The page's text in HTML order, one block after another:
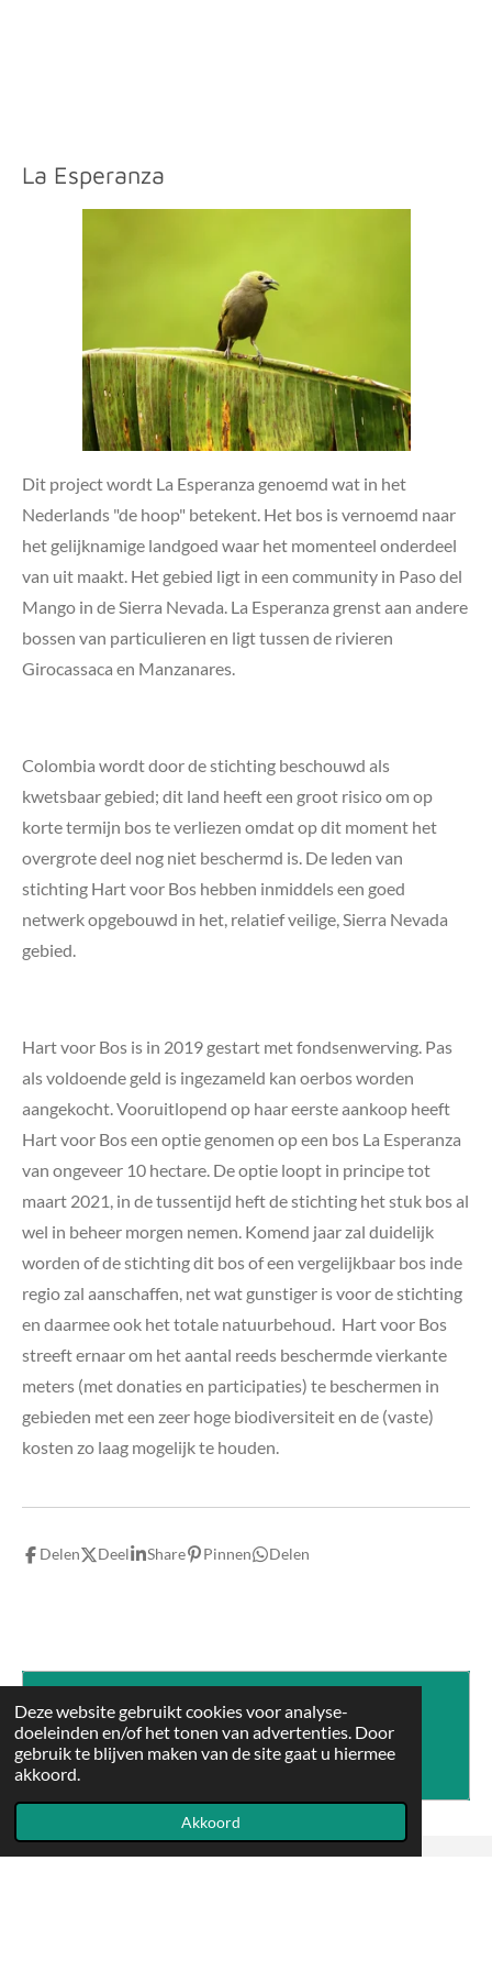
Deze website gebruikt cookies voor analyse-
doeleinden en/of het tonen van advertenties. Door
gebruik te blijven maken van de site gaat u hiermee
akkoord.
Akkoord
La Esperanza
Dit project wordt La Esperanza genoemd wat in het
Nederlands "de hoop" betekent. Het bos is vernoemd naar
het gelijknamige landgoed waar het momenteel onderdeel
van uit maakt. Het gebied ligt in een community in Paso del
Mango in de Sierra Nevada. La Esperanza grenst aan andere
bossen van particulieren en ligt tussen de rivieren
Girocassaca en Manzanares.
Colombia wordt door de stichting beschouwd als
kwetsbaar gebied; dit land heeft een groot risico om op
korte termijn bos te verliezen omdat op dit moment het
overgrote deel nog niet beschermd is. De leden van
stichting Hart voor Bos hebben inmiddels een goed
netwerk opgebouwd in het, relatief veilige, Sierra Nevada
gebied.
Hart voor Bos is in 2019 gestart met fondsenwerving. Pas
als voldoende geld is ingezameld kan oerbos worden
aangekocht. Vooruitlopend op haar eerste aankoop heeft
Hart voor Bos een optie genomen op een bos La Esperanza
van ongeveer 10 hectare. De optie loopt in principe tot
maart 2021, in de tussentijd heft de stichting het stuk bos al
wel in beheer morgen nemen. Komend jaar zal duidelijk
worden of de stichting dit bos of een vergelijkbaar bos inde
regio zal aanschaffen, net wat gunstiger is voor de stichting
en daarmee ook het totale natuurbehoud. Hart voor Bos
streeft ernaar om het aantal reeds beschermde vierkante
meters (met donaties en participaties) te beschermen in
gebieden met een zeer hoge biodiversiteit en de (vaste)
kosten zo laag mogelijk te houden.
Delen Deel Share Pinnen Delen
Maak jouw eigen website met
JouwWeb